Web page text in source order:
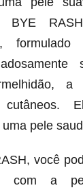
BYE
a
pele
você
com a